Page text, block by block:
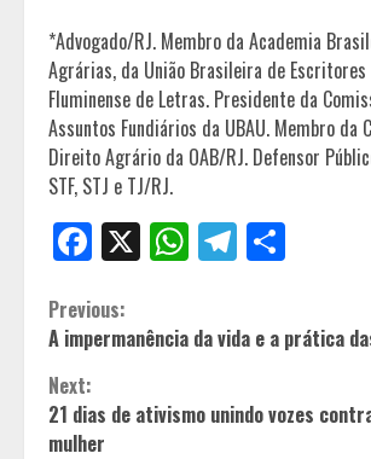
*Advogado/RJ. Membro da Academia
Agrárias, da União Brasileira de Escritores
Fluminense de Letras. Presidente da
Assuntos Fundiários da UBAU. Membro da
Direito Agrário da OAB/RJ. Defensor
STF, STJ e TJ/RJ.
Facebook
X WhatsApp
Telegram
Continue
Reading
Previous:
A impermanência da vida e a prática
Next:
21 dias de ativismo unindo vozes
mulher